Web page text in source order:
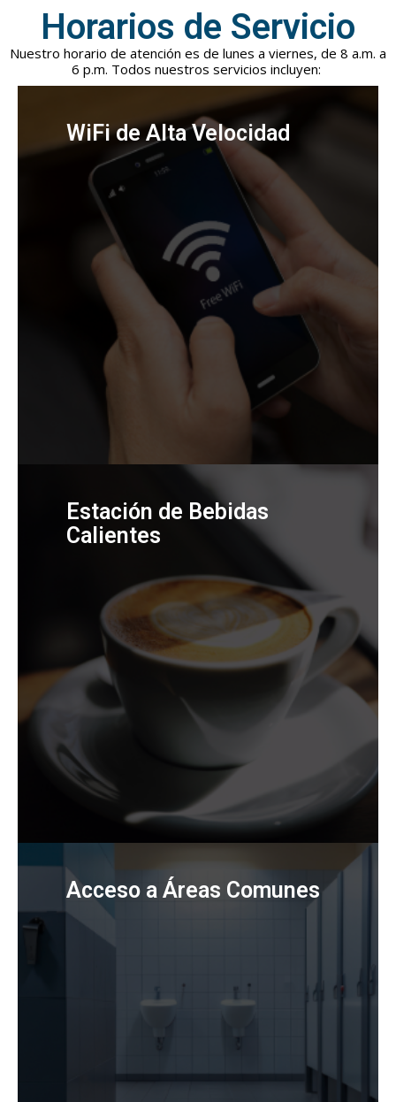
Horarios de Servicio
Nuestro horario de atención es de lunes a viernes, de 8 a.m. a
6 p.m. Todos nuestros servicios incluyen:
WiFi de Alta Velocidad
Estación de Bebidas
Calientes
Acceso a Áreas Comunes